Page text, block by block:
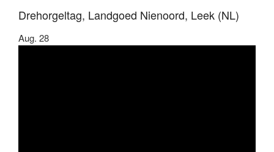
Drehorgeltag, Landgoed Nienoord, Leek (NL)
Aug. 28